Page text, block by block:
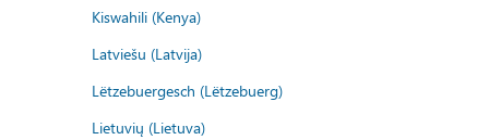
Kiswahili (Kenya)
Latviešu (Latvija)
Lëtzebuergesch (Lëtzebuerg)
Lietuvių (Lietuva)